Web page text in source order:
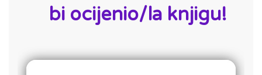
bi ocijenio/la knjigu!